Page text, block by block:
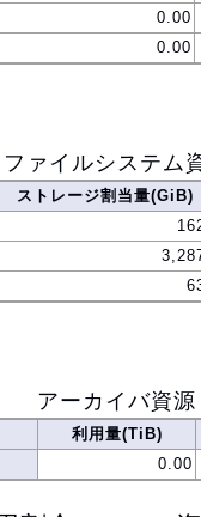
0.00
0.00
ファイルシステム
ストレージ割当量(GiB)
アーカイバ資源
利用量(TiB)
0.00